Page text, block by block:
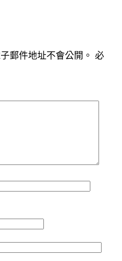
郵件地址不會公開。 必